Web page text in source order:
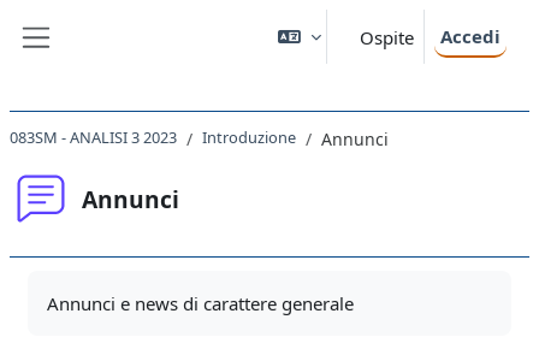
Ospite Accedi
083SM - ANALISI 3 2023 Introduzione Annunci
Annunci
Annunci e news di carattere generale